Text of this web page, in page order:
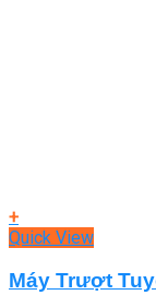
+
Quick View
Máy Trượt